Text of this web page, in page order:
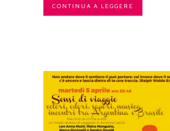
CONTINUA A LEGGERE